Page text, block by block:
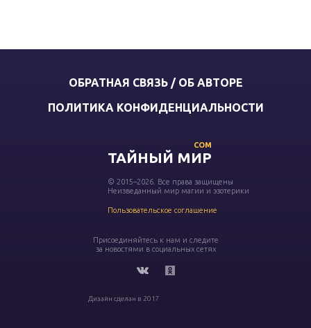
ОБРАТНАЯ СВЯЗЬ / ОБ АВТОРЕ
ПОЛИТИКА КОНФИДЕНЦИАЛЬНОСТИ
ТАЙНЫЙ МИР
COM
© 2015–2026. Все права защищены
Неизведанный мир магии и эзотерики
Пользовательское соглашение
Присоединяйтесь к нам и следите
за новостями в социальных сетях
Дизайн сделан в 2017